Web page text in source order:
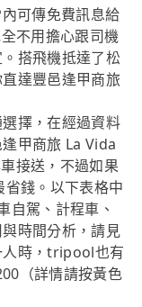
可傳免費訊息給
不用擔心跟司機
搭飛機抵達了松
達豐邑逢甲商旅
擇，在經過資料
甲商旅 La Vida
接送，不過如果
錢。以下表格中
自駕、計程車、
時間分析，請見
人時，tripool也有
（詳情請按黃色